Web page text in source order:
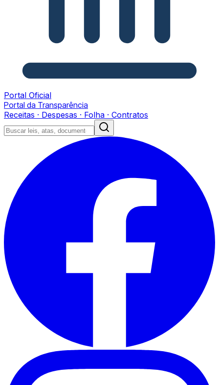
Portal Oficial
Portal da Transparência
Receitas · Despesas · Folha · Contratos